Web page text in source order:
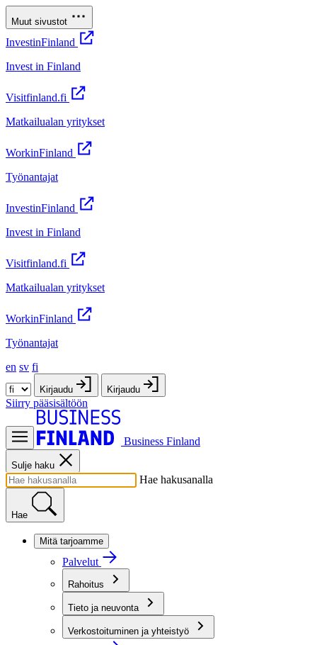
Muut sivustot
InvestinFinland
Invest in Finland
Visitfinland.fi
Matkailualan yritykset
WorkinFinland
Työnantajat
InvestinFinland
Invest in Finland
Visitfinland.fi
Matkailualan yritykset
WorkinFinland
Työnantajat
en sv fi
Kirjaudu Kirjaudu
Siirry pääsisältöön
Business Finland
Sulje haku
Hae hakusanalla
Hae
Mitä tarjoamme
Palvelut
Rahoitus
Tieto ja neuvonta
Verkostoituminen ja yhteistyö